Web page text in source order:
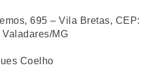
695 – Vila Bretas, CEP:
MG
Coelho